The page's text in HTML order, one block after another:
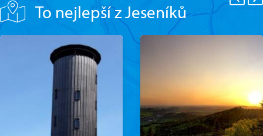
To nejlepší z Jeseníků